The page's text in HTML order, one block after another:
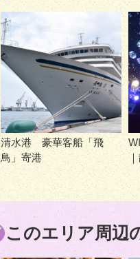
清水港 豪華客船「飛
鳥」寄港
このエリア周辺